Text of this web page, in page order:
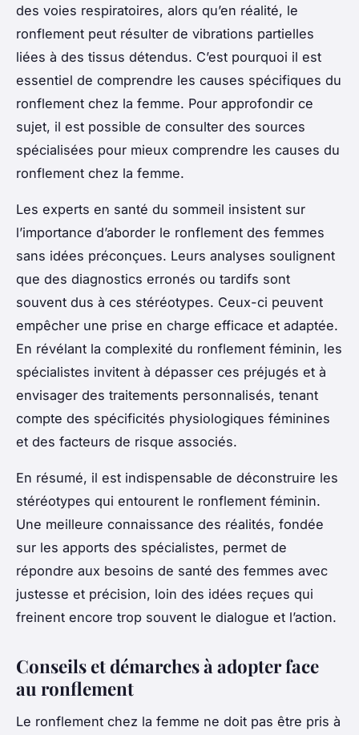
des voies respiratoires, alors qu’en réalité, le
ronflement peut résulter de vibrations partielles
liées à des tissus détendus. C’est pourquoi il est
essentiel de comprendre les causes spécifiques du
ronflement chez la femme. Pour approfondir ce
sujet, il est possible de consulter des sources
spécialisées pour mieux comprendre les causes du
ronflement chez la femme.
Les experts en santé du sommeil insistent sur
l’importance d’aborder le ronflement des femmes
sans idées préconçues. Leurs analyses soulignent
que des diagnostics erronés ou tardifs sont
souvent dus à ces stéréotypes. Ceux-ci peuvent
empêcher une prise en charge efficace et adaptée.
En révélant la complexité du ronflement féminin, les
spécialistes invitent à dépasser ces préjugés et à
envisager des traitements personnalisés, tenant
compte des spécificités physiologiques féminines
et des facteurs de risque associés.
En résumé, il est indispensable de déconstruire les
stéréotypes qui entourent le ronflement féminin.
Une meilleure connaissance des réalités, fondée
sur les apports des spécialistes, permet de
répondre aux besoins de santé des femmes avec
justesse et précision, loin des idées reçues qui
freinent encore trop souvent le dialogue et l’action.
Conseils et démarches à adopter face
au ronflement
Le ronflement chez la femme ne doit pas être pris à